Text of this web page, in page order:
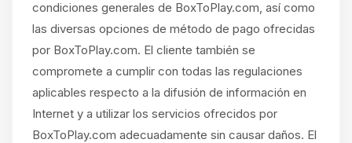
condiciones generales de BoxToPlay.com, así como
las diversas opciones de método de pago ofrecidas
por BoxToPlay.com. El cliente también se
compromete a cumplir con todas las regulaciones
aplicables respecto a la difusión de información en
Internet y a utilizar los servicios ofrecidos por
BoxToPlay.com adecuadamente sin causar daños. El